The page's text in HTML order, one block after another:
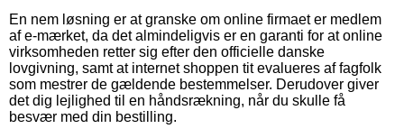
En nem løsning er at granske om online firmaet er medlem
af e-mærket, da det almindeligvis er en garanti for at online
virksomheden retter sig efter den officielle danske
lovgivning, samt at internet shoppen tit evalueres af fagfolk
som mestrer de gældende bestemmelser. Derudover giver
det dig lejlighed til en håndsrækning, når du skulle få
besvær med din bestilling.